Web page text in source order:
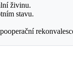
živinu.
stavu.